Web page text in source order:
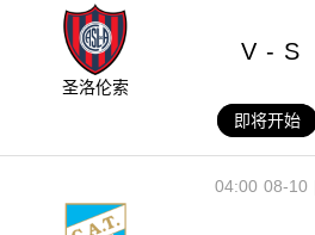
圣洛伦索
V - S
即将开始
08-10
04:00